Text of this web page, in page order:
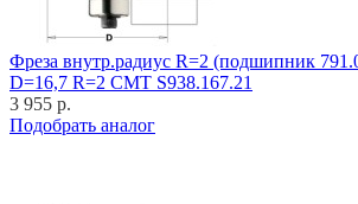
Фреза внутр.радиус R=2 (подшипник
D=16,7 R=2 CMT S938.167.21
3 955 р.
Подобрать аналог